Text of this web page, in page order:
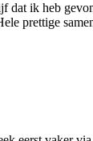
dat ik heb
prettige